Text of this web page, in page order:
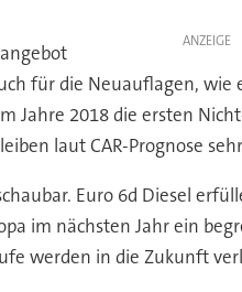
ANZEIGE
für die Neuauflagen, wie
Jahre 2018 die ersten
laut CAR-Prognose
Euro 6d Diesel
im nächsten Jahr ein
werden in die Zukunft